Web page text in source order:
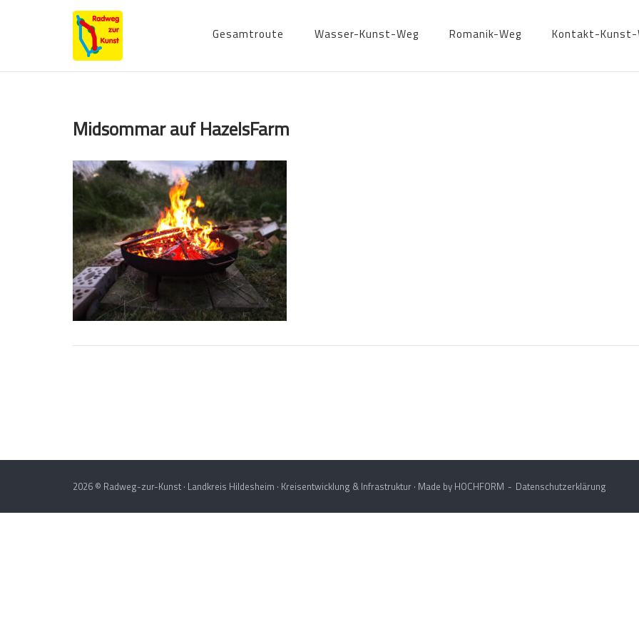
Gesamtroute Wasser-Kunst-Weg Romanik-Weg Kontakt-Kunst-
Midsommar auf HazelsFarm
2026 © Radweg-zur-Kunst · Landkreis Hildesheim · Kreisentwicklung & Infrastruktur · Made by HOCHFORM Datenschutzerklärung